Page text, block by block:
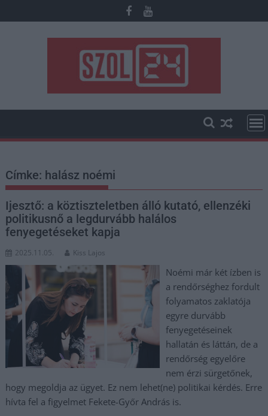
to
Címke: halász noémi
Ijesztő: a köztiszteletben álló kutató, ellenzéki
politikusnő a legdurvább halálos
fenyegetéseket kapja
2025.11.05. Kiss Lajos
Noémi már két ízben is
a rendőrséghez fordult
folyamatos zaklatója
egyre durvább
fenyegetéseinek
hallatán és láttán, de a
rendőrség egyelőre
nem érzi sürgetőnek,
hogy megoldja az ügyet. Ez nem lehet(ne) politikai kérdés. Erre
hívta fel a figyelmet Fekete-Győr András is.